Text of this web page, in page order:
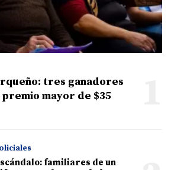
tres ganadores
mayor de $35
familiares de un